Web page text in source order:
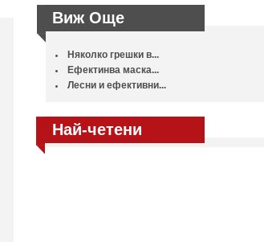
Виж Още
Няколко грешки в...
Ефектинва маска...
Лесни и ефективни...
Най-четени